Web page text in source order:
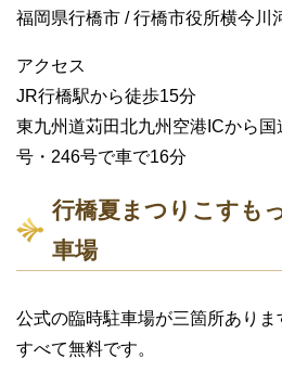
福岡県行橋市 / 行橋市役所横今川
アクセス
JR行橋駅から徒歩15分
東九州道苅田北九州空港ICから
号・246号で車で16分
行橋夏まつりこすも
車場
公式の臨時駐車場が三箇所ありま
すべて無料です。